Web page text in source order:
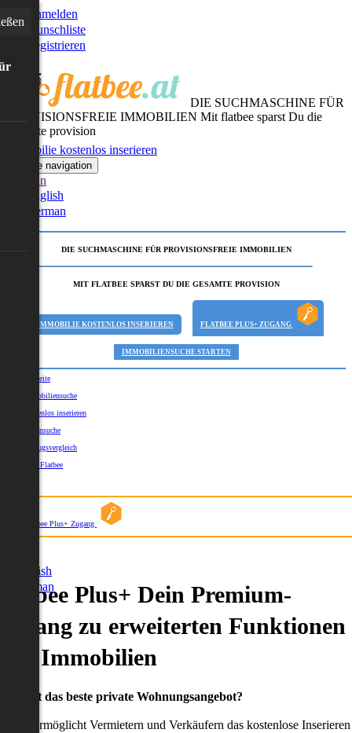
Anmelden
Wunschliste
Registrieren
DIE SUCHMASCHINE FÜR
PROVISIONSFREIE IMMOBILIEN Mit flatbee sparst Du die
gesamte provision
Immobilie kostenlos inserieren
Toggle navigation
German
English
German
DIE SUCHMASCHINE FÜR PROVISIONSFREIE IMMOBILIEN
MIT FLATBEE SPARST DU DIE GESAMTE PROVISION
IMMOBILIE KOSTENLOS INSERIEREN FLATBEE PLUS+ ZUGANG
IMMOBILIENSUCHE STARTEN
Startseite
Immobiliensuche
Kostenlos inserieren
Kartensuche
Umzugsvergleich
Über Flatbee
Flatbee Plus+ Zugang
English
German
Plus+ Dein Premium-
zu erweiterten Funktionen
Immobilien
willst das beste private Wohnungsangebot?
ermöglicht Vermietern und Verkäufern das kostenlose Inserieren